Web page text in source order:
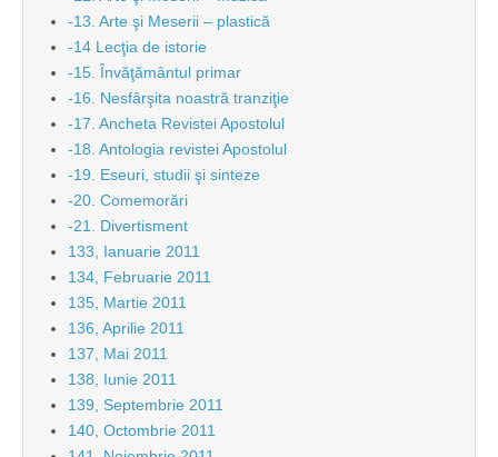
-13. Arte şi Meserii – plastică
-14 Lecţia de istorie
-15. Învăţământul primar
-16. Nesfârşita noastră tranziţie
-17. Ancheta Revistei Apostolul
-18. Antologia revistei Apostolul
-19. Eseuri, studii şi sinteze
-20. Comemorări
-21. Divertisment
133, Ianuarie 2011
134, Februarie 2011
135, Martie 2011
136, Aprilie 2011
137, Mai 2011
138, Iunie 2011
139, Septembrie 2011
140, Octombrie 2011